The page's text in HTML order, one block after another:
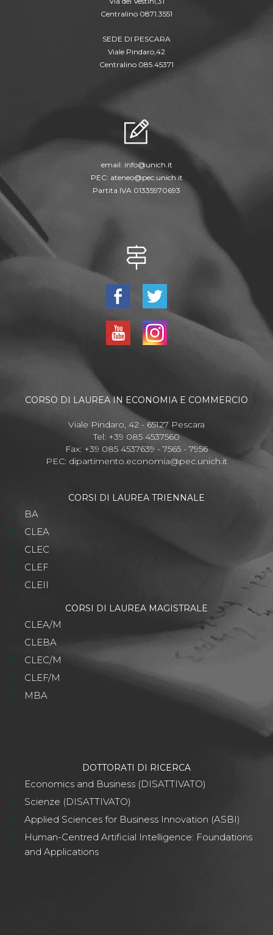
Centralino 0871.3551
SEDE DI PESCARA
Viale Pindaro,42
Centralino 085.45371
email: info@unich.it
PEC: ateneo@pec.unich.it
Partita IVA 01335970693
CORSO DI LAUREA IN ECONOMIA E COMMERCIO
Viale Pindaro, 42 - 65127 Pescara
Tel: +39 085 4537560
Fax: +39 085 4537639 - 7565 - 7956
PEC: dipartimento.economia@pec.unich.it
CORSI DI LAUREA TRIENNALE
BA
CLEA
CLEC
CLEF
CLEII
CORSI DI LAUREA MAGISTRALE
CLEA/M
CLEBA
CLEC/M
CLEF/M
MBA
DOTTORATI DI RICERCA
Economics and Business (DISATTIVATO)
Scienze (DISATTIVATO)
Applied Sciences for Business Innovation (ASBI)
Human-Centred Artificial Intelligence: Foundations
and Applications